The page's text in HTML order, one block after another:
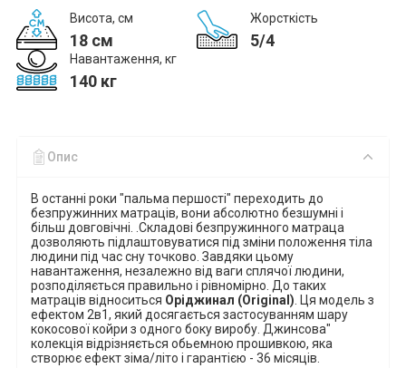
Висота, см
18 см
Жорсткість
5/4
Навантаження, кг
140 кг
Опис
В останні роки "пальма першості" переходить до
безпружинних матраців, вони абсолютно безшумні і
більш довговічні.
.Складові безпружинного матраца
дозволяють підлаштовуватися під зміни положення тіла
людини під час сну точково. Завдяки цьому
навантаження, незалежно від ваги сплячої людини,
розподіляється правильно і рівномірно До таких
матраців відноситься Оріджинал (Original ) Ця модель з
ефектом 2в1, який досягається застосуванням шару
кокосової койри з одного боку виробу. Джинсова"
колекція відрізняється обьемною прошивкою, яка
створює ефект зіма/літо і гарантією - 36 місяців.